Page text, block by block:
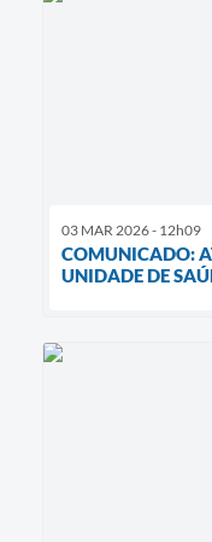
03 MAR 2026 - 12h09
COMUNICADO:
UNIDADE DE